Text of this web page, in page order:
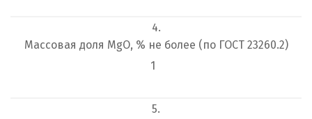
4.
Массовая доля MgO, % не более (по ГОСТ 23260.2)
1
5.